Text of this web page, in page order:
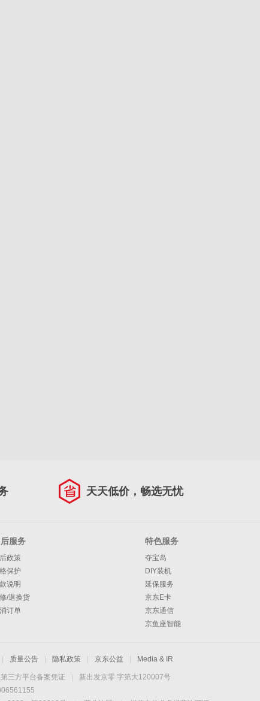
天天低价，畅选无忧
服务
政策
保护
说明
/退换货
订单
特色服务
夺宝岛
DIY装机
延保服务
京东E卡
京东通信
京鱼座智能
质量公告 隐私政策 京东公益 Media & IR
三方平台备案凭证
新出发京零 字第大120007号